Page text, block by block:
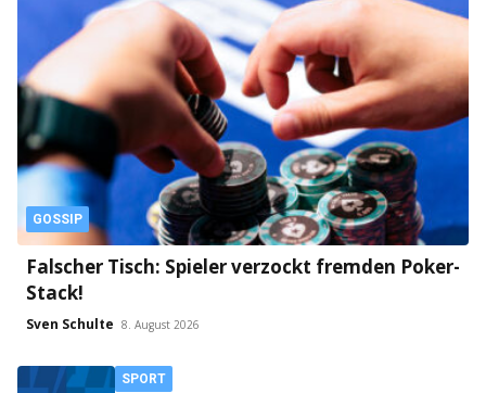
GOSSIP
Falscher Tisch: Spieler verzockt fremden Poker-
Stack!
Sven Schulte 8. August 2026
SPORT